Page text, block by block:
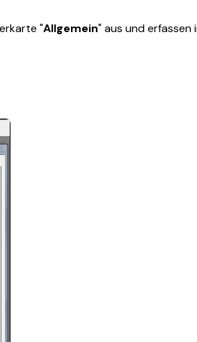
"Allgemein" aus und erfassen